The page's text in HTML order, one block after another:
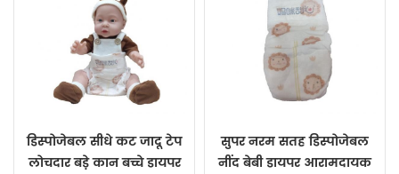
डिस्पोजेबल सीधे कट जादू टेप
लोचदार बड़े कान बच्चे डायपर
सुपर नरम सतह डिस्पोजेबल
नींद बेबी डायपर आरामदायक